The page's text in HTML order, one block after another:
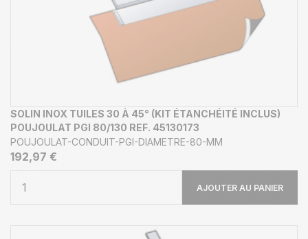
SOLIN INOX TUILES 30 À 45° (KIT ÉTANCHÉITÉ INCLUS)
POUJOULAT PGI 80/130 REF. 45130173
POUJOULAT-CONDUIT-PGI-DIAMETRE-80-MM
192,97 €
AJOUTER AU PANIER